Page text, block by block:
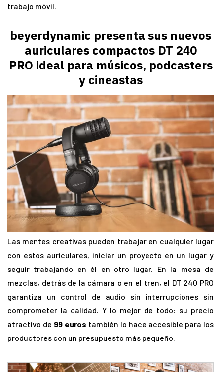
trabajo móvil.
beyerdynamic presenta sus nuevos
auriculares compactos DT 240
PRO ideal para músicos, podcasters
y cineastas
Las mentes creativas pueden trabajar en cualquier lugar
con estos auriculares, iniciar un proyecto en un lugar y
seguir trabajando en él en otro lugar. En la mesa de
mezclas, detrás de la cámara o en el tren, el DT 240 PRO
garantiza un control de audio sin interrupciones sin
comprometer la calidad. Y lo mejor de todo: su precio
atractivo de 99 euros también lo hace accesible para los
productores con un presupuesto más pequeño.